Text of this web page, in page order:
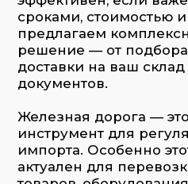
Основные направления ж/д
Мы регулярно организуем
железнодорожные перевозки по
следующим направлениям:
Казахстан, Монголию и
Казахстан, Узбекистан,
возможностью дальнейшей
автомобильной доставки
Германия, Польша, Чехия,
других стран Европы